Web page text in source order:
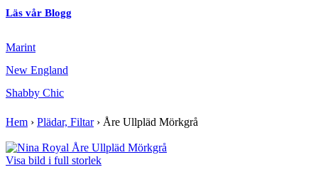
Läs vår Blogg
Marint
New England
Shabby Chic
Hem › Plädar, Filtar› Åre Ullpläd Mörkgrå
Visa bild i full storlek